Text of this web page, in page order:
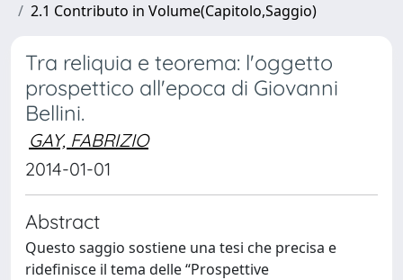
2.1 Contributo in Volume(Capitolo,Saggio)
Tra reliquia e teorema: l'oggetto
prospettico all'epoca di Giovanni
Bellini.
GAY, FABRIZIO
2014-01-01
Abstract
Questo saggio sostiene una tesi che precisa e
ridefinisce il tema delle “Prospettive